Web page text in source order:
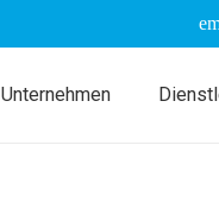
Unternehmen